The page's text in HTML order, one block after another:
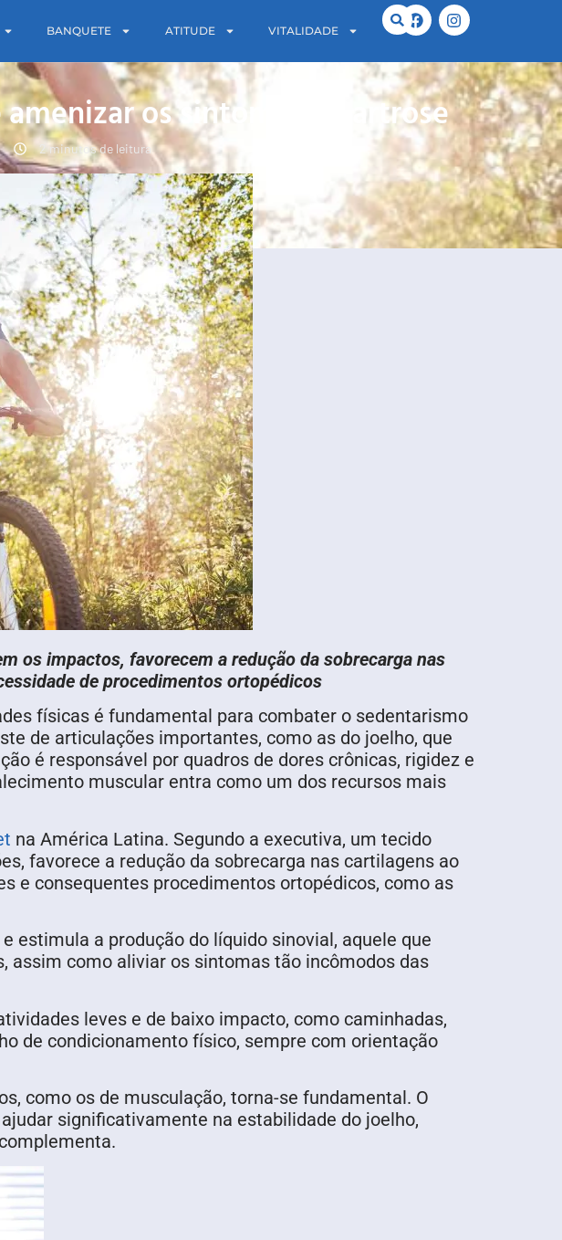
BANQUETE ATITUDE VITALIDADE
os sintomas da artrose
2 minutos de leitura
os impactos, favorecem a redução da sobrecarga nas
de procedimentos ortopédicos
físicas é fundamental para combater o sedentarismo
de articulações importantes, como as do joelho, que
é responsável por quadros de dores crônicas, rigidez e
muscular entra como um dos recursos mais
na América Latina. Segundo a executiva, um tecido
favorece a redução da sobrecarga nas cartilagens ao
e consequentes procedimentos ortopédicos, como as
estimula a produção do líquido sinovial, aquele que
assim como aliviar os sintomas tão incômodos das
leves e de baixo impacto, como caminhadas,
de condicionamento físico, sempre com orientação
como os de musculação, torna-se fundamental. O
significativamente na estabilidade do joelho,